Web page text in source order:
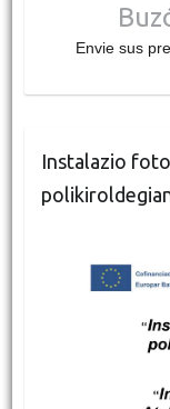
Envie sus
Instalazio